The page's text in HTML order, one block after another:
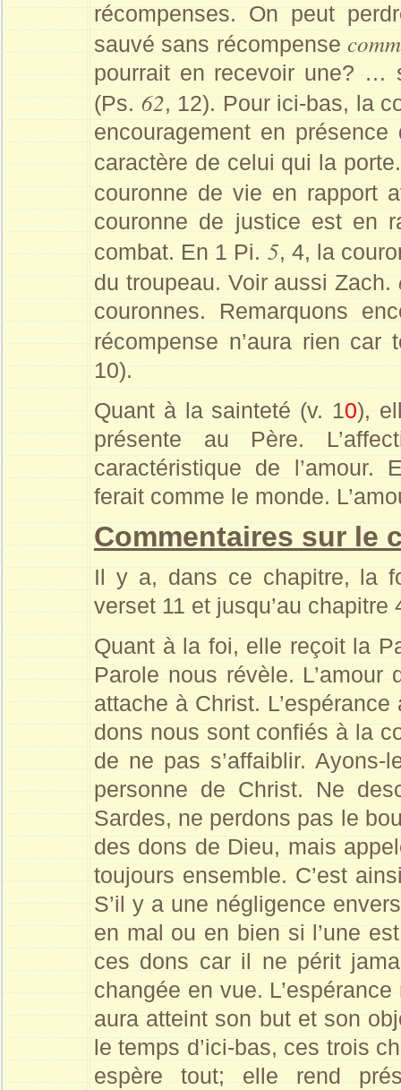
récompenses. On peut
sauvé sans récompense
pourrait en recevoir une? …
(Ps. 62, 12). Pour ici-bas, la
encouragement en
caractère de celui qui la
couronne de vie en rapport
couronne de justice est en
combat. En 1 Pi. 5, 4, la
du troupeau. Voir aussi Zach.
couronnes. Remarquons
récompense n’aura rien
10).
Quant à la sainteté (v. 10),
présente au Père.
caractéristique de l’amour.
ferait comme le monde.
Commentaires sur le
Il y a, dans ce chapitre, la
verset 11 et jusqu’au
Quant à la foi, elle reçoit la
Parole nous révèle.
attache à Christ.
dons nous sont confiés à la
de ne pas s’affaiblir.
personne de Christ. Ne
Sardes, ne perdons pas le
des dons de Dieu, mais
toujours ensemble. C’est
S’il y a une négligence
en mal ou en bien si l’une
ces dons car il ne périt
changée en vue.
aura atteint son but et son
le temps d’ici-bas, ces trois
espère tout; elle rend